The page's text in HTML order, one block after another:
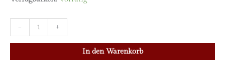
-
Ankerherz
Anhänger
Silber
+
In den Warenkorb